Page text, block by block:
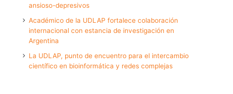
ansioso-depresivos
Académico de la UDLAP fortalece colaboración
internacional con estancia de investigación en
Argentina
La UDLAP, punto de encuentro para el intercambio
científico en bioinformática y redes complejas